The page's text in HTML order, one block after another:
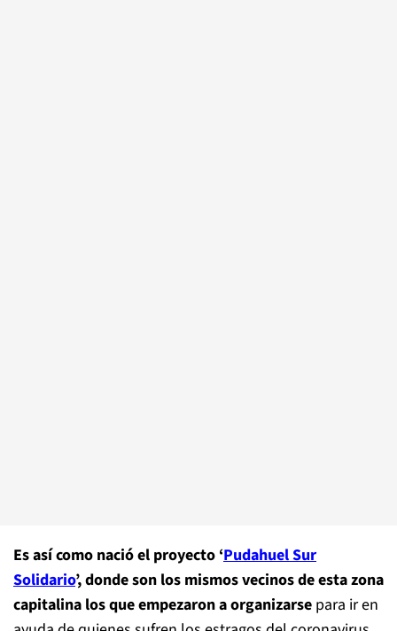
Es así como nació el proyecto ‘Pudahuel Sur
Solidario’, donde son los mismos vecinos de esta zona
capitalina los que empezaron a organizarse para ir en